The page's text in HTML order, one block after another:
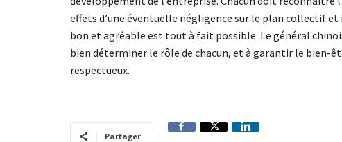
effets d’une éventuelle négligence sur le plan collectif
bon et agréable est tout à fait possible. Le général
bien déterminer le rôle de chacun, et à garantir le bien-
respectueux.
Partager